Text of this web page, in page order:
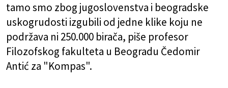
tamo smo zbog jugoslovenstva i beogradske
uskogrudosti izgubili od jedne klike koju ne
podržava ni 250.000 birača, piše profesor
Filozofskog fakulteta u Beogradu Čedomir
Antić za "Kompas".